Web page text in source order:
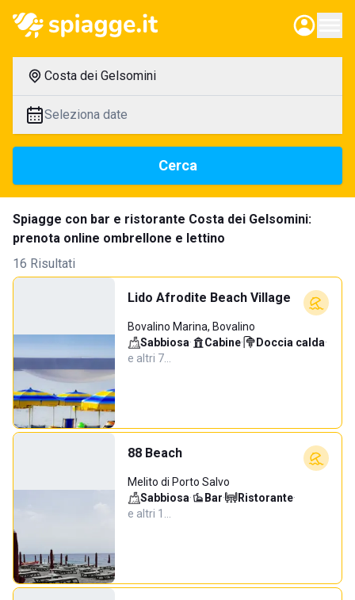
Costa dei Gelsomini
Seleziona date
Cerca
Spiagge con bar e ristorante Costa dei Gelsomini:
prenota online ombrellone e lettino
16 Risultati
Lido Afrodite Beach Village
Bovalino Marina, Bovalino
Sabbiosa· Cabine· Doccia calda·
e altri 7…
88 Beach
Melito di Porto Salvo
Sabbiosa· Bar· Ristorante·
e altri 1…